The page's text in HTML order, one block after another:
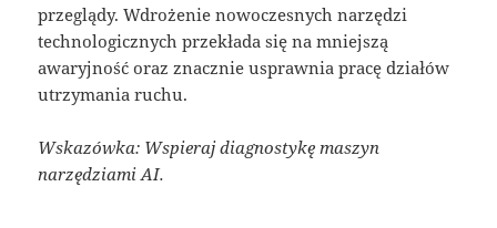
przeglądy. Wdrożenie nowoczesnych narzędzi
technologicznych przekłada się na mniejszą
awaryjność oraz znacznie usprawnia pracę działów
utrzymania ruchu.
Wskazówka: Wspieraj diagnostykę maszyn
narzędziami AI.